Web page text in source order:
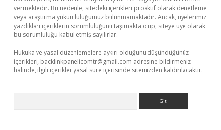
vermektedir. Bu nedenle, sitedeki içerikleri proaktif olarak denetleme
veya araştırma yükümlülüğümüz bulunmamaktadır. Ancak, üyelerimiz
yazdıkları içeriklerin sorumluluğunu taşımakta olup, siteye üye olarak
bu sorumluluğu kabul etmiş sayılırlar.
Hukuka ve yasal düzenlemelere aykırı olduğunu düşündüğünüz
içerikleri, backlinkpanelicomtr@gmail.com adresine bildirmeniz
halinde, ilgili içerikler yasal süre içerisinde sitemizden kaldırılacaktır.